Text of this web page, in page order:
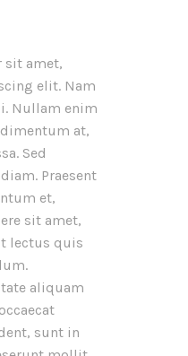
sit amet,
elit. Nam
Nullam enim
at,
Sed
Praesent
et,
sit amet,
lectus quis
aliquam
sunt in